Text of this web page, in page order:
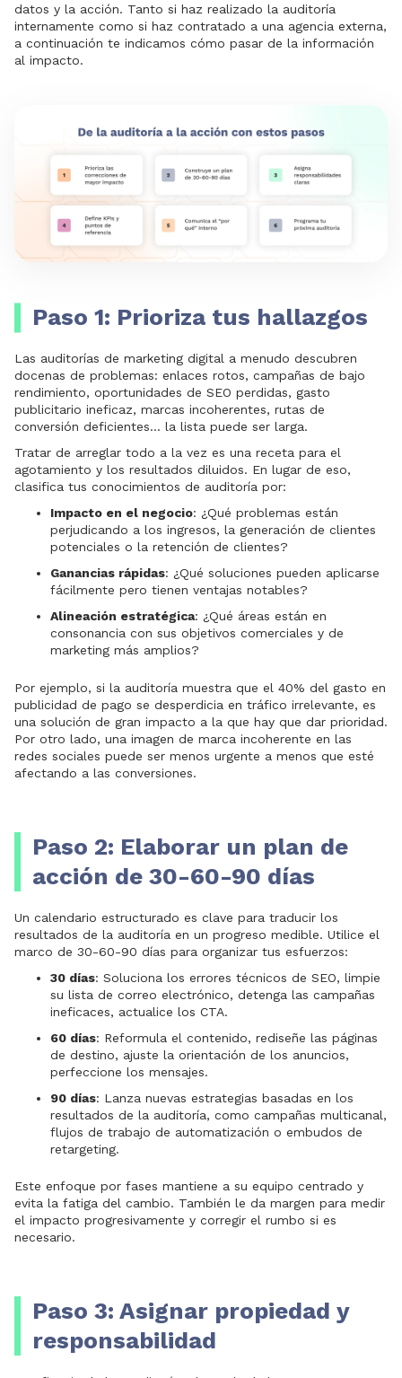
datos y la acción. Tanto si haz realizado la auditoría
internamente como si haz contratado a una agencia externa,
a continuación te indicamos cómo pasar de la información
al impacto.
Paso 1: Prioriza tus hallazgos
Las auditorías de marketing digital a menudo descubren
docenas de problemas: enlaces rotos, campañas de bajo
rendimiento, oportunidades de SEO perdidas, gasto
publicitario ineficaz, marcas incoherentes, rutas de
conversión deficientes... la lista puede ser larga.
Tratar de arreglar todo a la vez es una receta para el
agotamiento y los resultados diluidos. En lugar de eso,
clasifica tus conocimientos de auditoría por:
Impacto en el negocio: ¿Qué problemas están
perjudicando a los ingresos, la generación de clientes
potenciales o la retención de clientes?
Ganancias rápidas: ¿Qué soluciones pueden aplicarse
fácilmente pero tienen ventajas notables?
Alineación estratégica: ¿Qué áreas están en
consonancia con sus objetivos comerciales y de
marketing más amplios?
Por ejemplo, si la auditoría muestra que el 40% del gasto en
publicidad de pago se desperdicia en tráfico irrelevante, es
una solución de gran impacto a la que hay que dar prioridad.
Por otro lado, una imagen de marca incoherente en las
redes sociales puede ser menos urgente a menos que esté
afectando a las conversiones.
Paso 2: Elaborar un plan de
acción de 30-60-90 días
Un calendario estructurado es clave para traducir los
resultados de la auditoría en un progreso medible. Utilice el
marco de 30-60-90 días para organizar tus esfuerzos:
30 días: Soluciona los errores técnicos de SEO, limpie
su lista de correo electrónico, detenga las campañas
ineficaces, actualice los CTA.
60 días: Reformula el contenido, rediseñe las páginas
de destino, ajuste la orientación de los anuncios,
perfeccione los mensajes.
90 días: Lanza nuevas estrategias basadas en los
resultados de la auditoría, como campañas multicanal,
flujos de trabajo de automatización o embudos de
retargeting.
Este enfoque por fases mantiene a su equipo centrado y
evita la fatiga del cambio. También le da margen para medir
el impacto progresivamente y corregir el rumbo si es
necesario.
Paso 3: Asignar propiedad y
responsabilidad